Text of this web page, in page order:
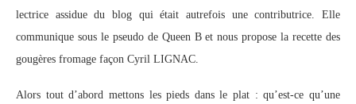
lectrice assidue du blog qui était autrefois une contributrice. Elle
communique sous le pseudo de Queen B et nous propose la recette des
gougères fromage façon Cyril LIGNAC.
Alors tout d’abord mettons les pieds dans le plat : qu’est-ce qu’une